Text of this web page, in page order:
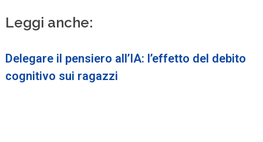
Leggi anche:
Delegare il pensiero all’IA: l’effetto del debito
cognitivo sui ragazzi